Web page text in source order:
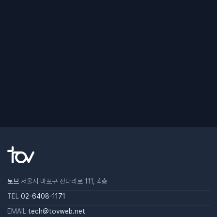
토브 서울시 마포구 잔다리로 111, 4층
TEL 02-6408-1171
EMAIL tech@tovweb.net